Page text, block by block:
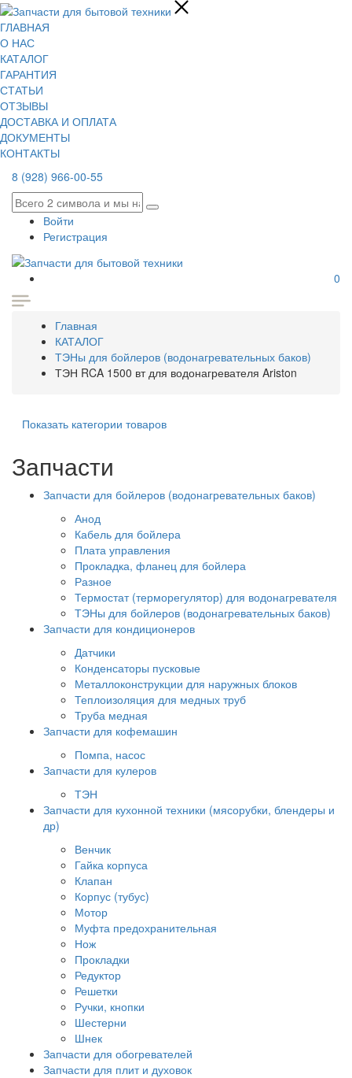
ГЛАВНАЯ
О НАС
КАТАЛОГ
ГАРАНТИЯ
СТАТЬИ
ОТЗЫВЫ
ДОСТАВКА И ОПЛАТА
ДОКУМЕНТЫ
КОНТАКТЫ
8 (928) 966-00-55
Войти
Регистрация
0
Главная
КАТАЛОГ
ТЭНы для бойлеров (водонагревательных баков)
ТЭН RCA 1500 вт для водонагревателя Ariston
Показать категории товаров
Запчасти
Запчасти для бойлеров (водонагревательных баков)
Анод
Кабель для бойлера
Плата управления
Прокладка, фланец для бойлера
Разное
Термостат (терморегулятор) для водонагревателя
ТЭНы для бойлеров (водонагревательных баков)
Запчасти для кондиционеров
Датчики
Конденсаторы пусковые
Металлоконструкции для наружных блоков
Теплоизоляция для медных труб
Труба медная
Запчасти для кофемашин
Помпа, насос
Запчасти для кулеров
ТЭН
Запчасти для кухонной техники (мясорубки, блендеры и
др)
Венчик
Гайка корпуса
Клапан
Корпус (тубус)
Мотор
Муфта предохранительная
Нож
Прокладки
Редуктор
Решетки
Ручки, кнопки
Шестерни
Шнек
Запчасти для обогревателей
Запчасти для плит и духовок